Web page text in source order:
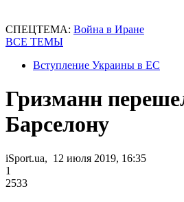
СПЕЦТЕМА: Война в Иране
ВСЕ ТЕМЫ
Вступление Украины в ЕС
Гризманн
Барселону
iSport.ua, 12 июля 2019, 16:35
1
2533